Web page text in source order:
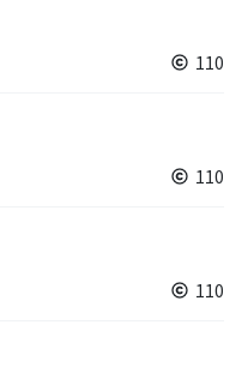
110
110
110